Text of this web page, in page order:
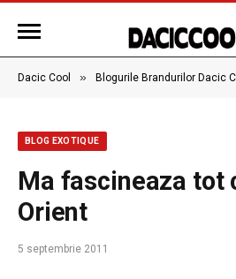
Dacic Cool » Blogurile Brandurilor Dacic
BLOG EXOTIQUE
Ma fascineaza tot
Orient
5 septembrie 2011